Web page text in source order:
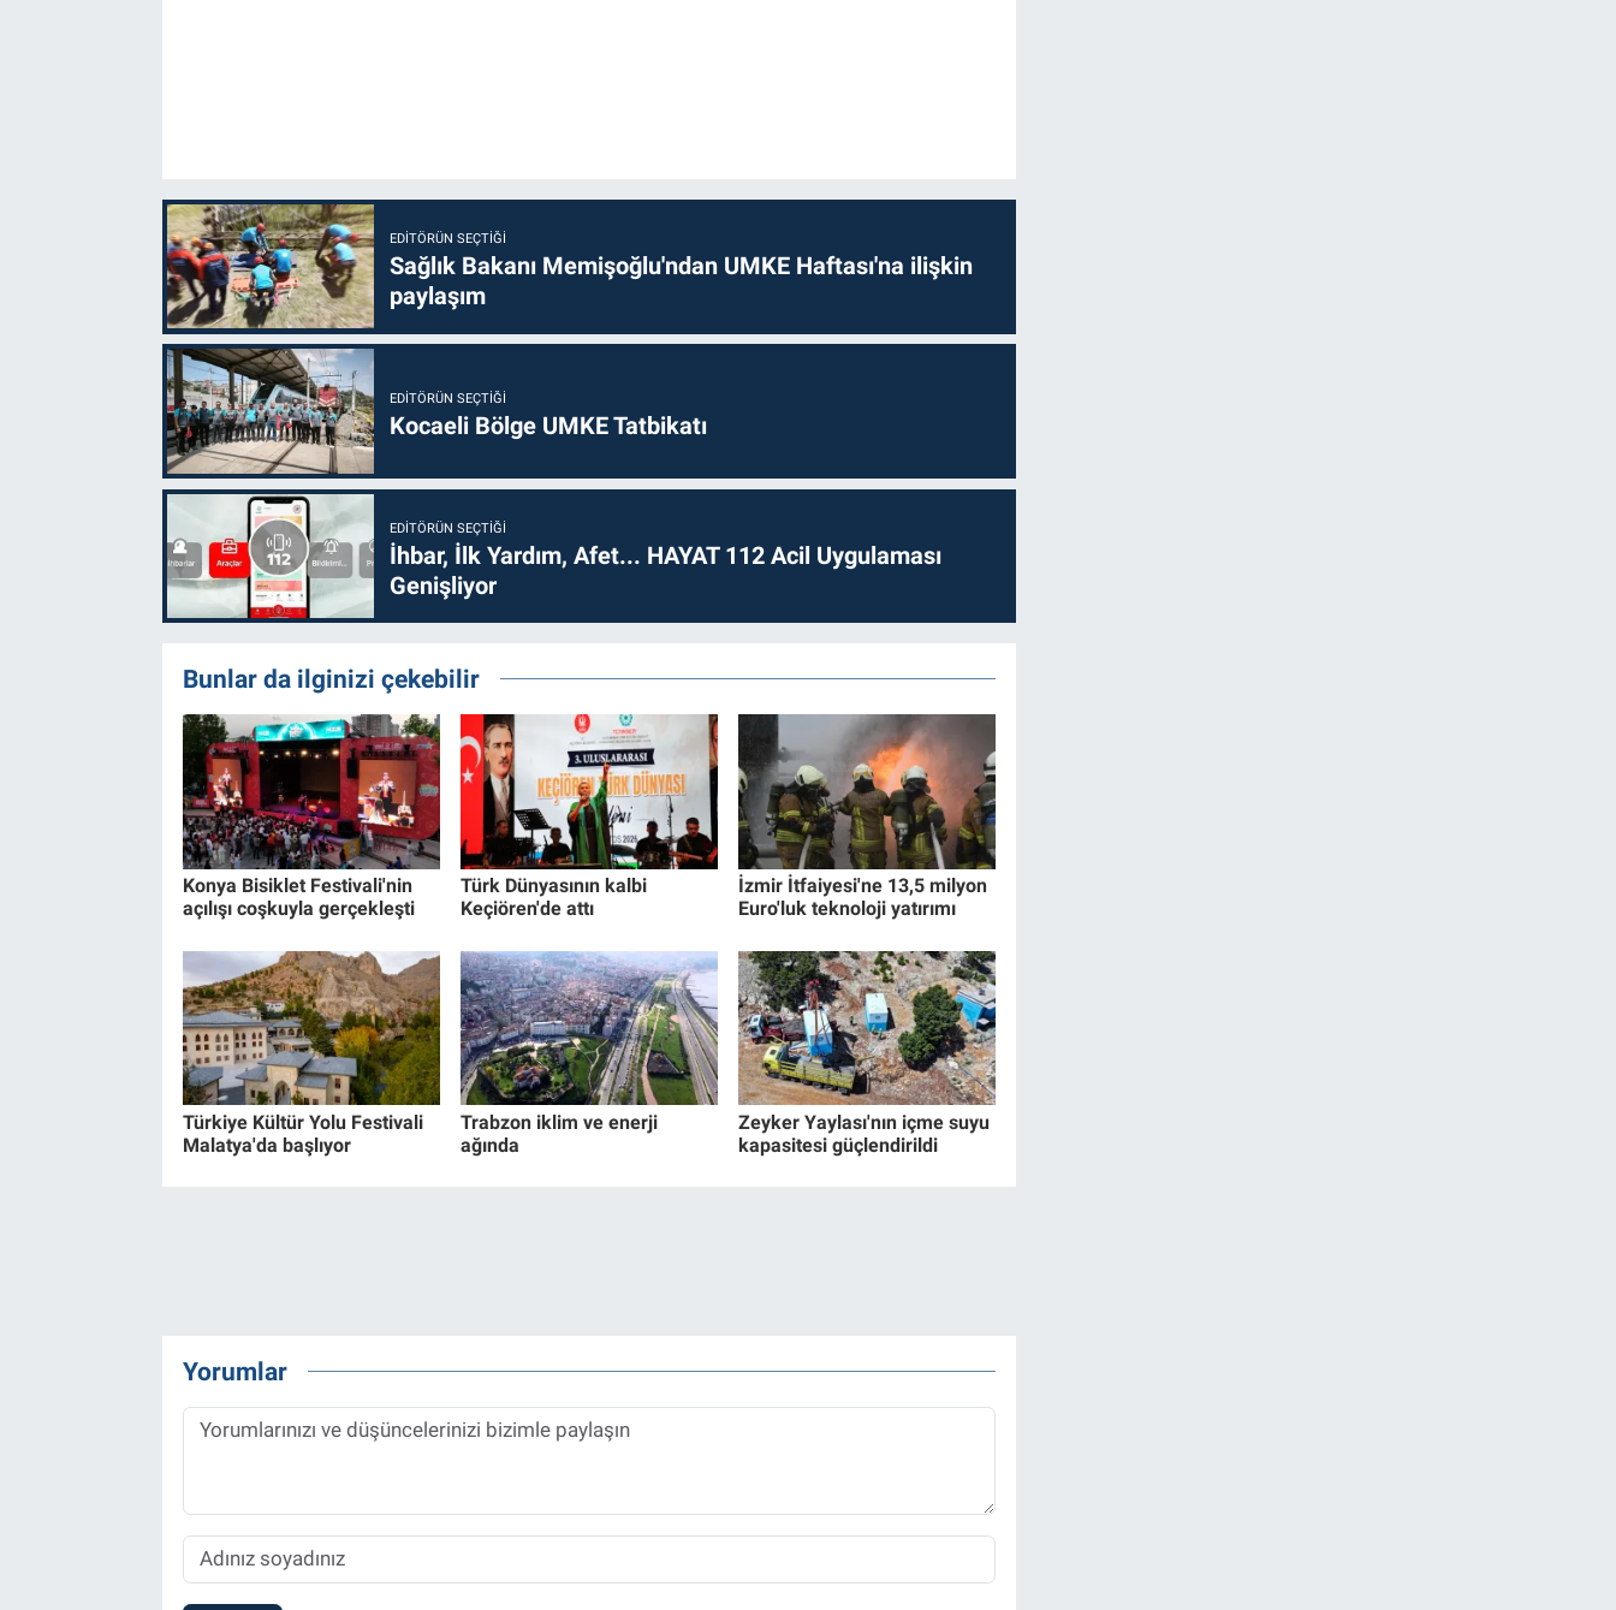
EDITÖRÜN SEÇTIĞI
Sağlık Bakanı Memişoğlu'ndan UMKE Haftası'na ilişkin
paylaşım
EDITÖRÜN SEÇTIĞI
Kocaeli Bölge UMKE Tatbikatı
EDITÖRÜN SEÇTIĞI
İhbar, İlk Yardım, Afet... HAYAT 112 Acil Uygulaması
Genişliyor
Bunlar da ilginizi çekebilir
Konya Bisiklet Festivali'nin
açılışı coşkuyla gerçekleşti
Türk Dünyasının kalbi
Keçiören'de attı
İzmir İtfaiyesi'ne 13,5 milyon
Euro'luk teknoloji yatırımı
Türkiye Kültür Yolu Festivali
Malatya'da başlıyor
Trabzon iklim ve enerji
ağında
Zeyker Yaylası'nın içme suyu
kapasitesi güçlendirildi
Yorumlar